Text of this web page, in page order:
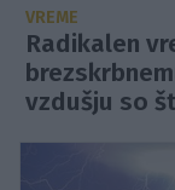
VREME
Radikalen
vzdušju so